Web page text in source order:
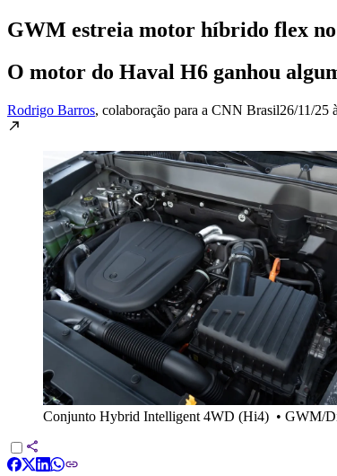
GWM estreia motor híbrido flex no
O motor do Haval H6 ganhou
Rodrigo Barros, colaboração para a CNN Brasil26/11/25
Conjunto Hybrid Intelligent 4WD (Hi4) • GWM/